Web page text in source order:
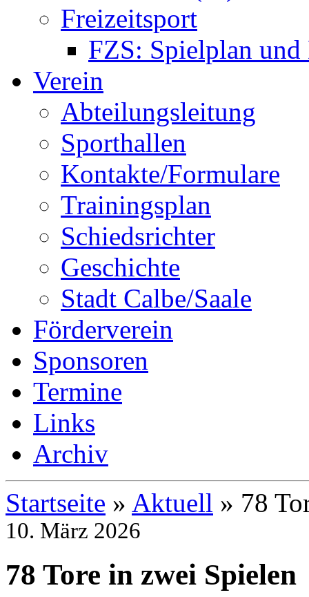
Freizeitsport
FZS: Spielplan und
Verein
Abteilungsleitung
Sporthallen
Kontakte/Formulare
Trainingsplan
Schiedsrichter
Geschichte
Stadt Calbe/Saale
Förderverein
Sponsoren
Termine
Links
Archiv
Startseite » Aktuell » 78
10. März 2026
78 Tore in zwei Spielen